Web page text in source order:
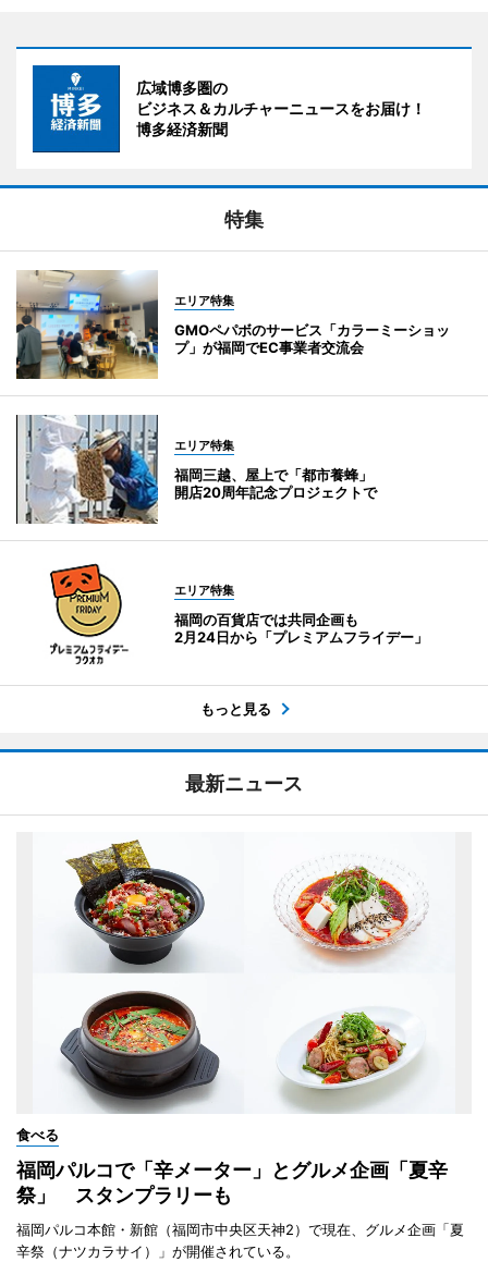
広域博多圏の
ビジネス＆カルチャーニュースをお届け！
博多経済新聞
特集
エリア特集
GMOペパボのサービス「カラーミーショッ
プ」が福岡でEC事業者交流会
エリア特集
福岡三越、屋上で「都市養蜂」
開店20周年記念プロジェクトで
エリア特集
福岡の百貨店では共同企画も
2月24日から「プレミアムフライデー」
もっと見る
最新ニュース
食べる
福岡パルコで「辛メーター」とグルメ企画「夏辛
祭」 スタンプラリーも
福岡パルコ本館・新館（福岡市中央区天神2）で現在、グルメ企画「夏
辛祭（ナツカラサイ）」が開催されている。